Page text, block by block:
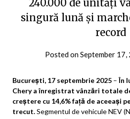
240.000 de unități
singură lună și
record
Posted onSeptember 17,
București, 17 septembrie 2025 –În
Chery a înregistrat vânzări totale
creștere cu 14,6% față de aceeași
trecut.Segmentul de vehicule NEV